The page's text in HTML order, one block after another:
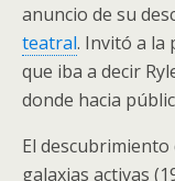
anuncio de su
teatral. Invitó a la
que iba a decir
donde hacia
El descubrimiento
galaxias activas